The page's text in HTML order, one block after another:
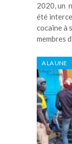
2020, un
été
cocaïne à
membres
A LA UNE